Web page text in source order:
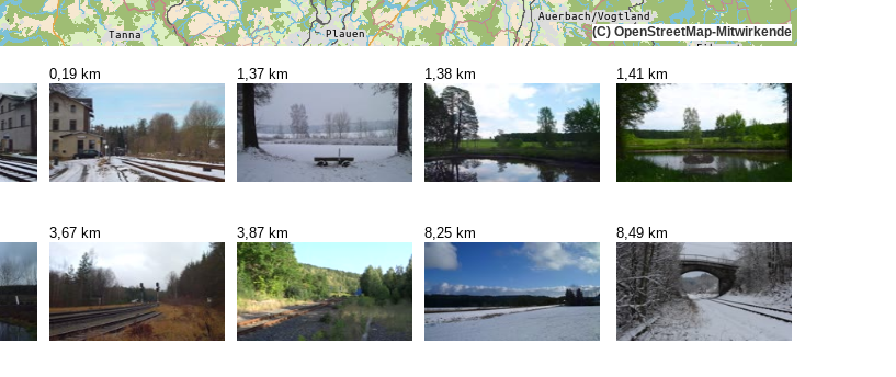
(C) OpenStreetMap-Mitwirkende
0,19 km 1,37 km 1,38 km 1,41 km
3,67 km 3,87 km 8,25 km 8,49 km